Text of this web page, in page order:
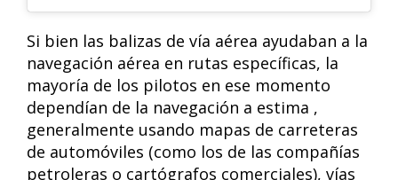
Si bien las balizas de vía aérea ayudaban a la
navegación aérea en rutas específicas, la
mayoría de los pilotos en ese momento
dependían de la navegación a estima ,
generalmente usando mapas de carreteras
de automóviles (como los de las compañías
petroleras o cartógrafos comerciales), vías